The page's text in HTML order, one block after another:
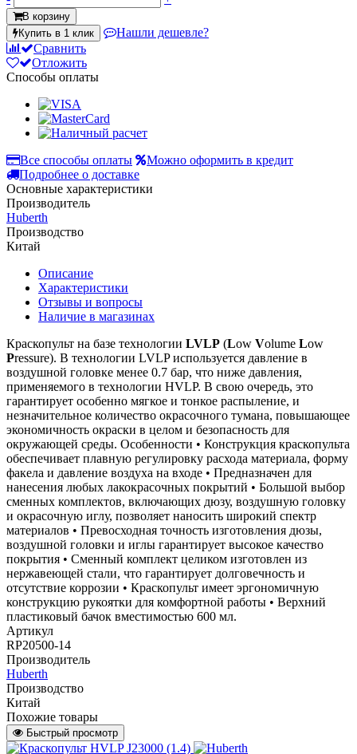
В корзину
Купить в 1 клик
Нашли дешевле?
Сравнить
Отложить
Способы оплаты
Все способы оплаты
Можно оформить в кредит
Подробнее о доставке
Основные характеристики
Производитель
Huberth
Производство
Китай
Описание
Характеристики
Отзывы и вопросы
Наличие в магазинах
Краскопульт на базе технологии LVLP (Low Volume Low
Pressure). В технологии LVLP используется давление в
воздушной головке менее 0.7 бар, что ниже давления,
применяемого в технологии HVLP. В свою очередь, это
гарантирует особенно мягкое и тонкое распыление, и
незначительное количество окрасочного тумана, повышающее
экономичность окраски в целом и безопасность для
окружающей среды. Особенности • Конструкция краскопульта
обеспечивает плавную регулировку расхода материала, форму
факела и давление воздуха на входе • Предназначен для
нанесения любых лакокрасочных покрытий • Большой выбор
сменных комплектов, включающих дюзу, воздушную головку
и окрасочную иглу, позволяет наносить широкий спектр
материалов • Превосходная точность изготовления дюзы,
воздушной головки и иглы гарантирует высокое качество
покрытия • Сменный комплект целиком изготовлен из
нержавеющей стали, что гарантирует долговечность и
отсутствие коррозии • Краскопульт имеет эргономичную
конструкцию рукоятки для комфортной работы • Верхний
пластиковый бачок вместимостью 600 мл.
Артикул
RP20500-14
Производитель
Huberth
Производство
Китай
Похожие товары
Быстрый просмотр